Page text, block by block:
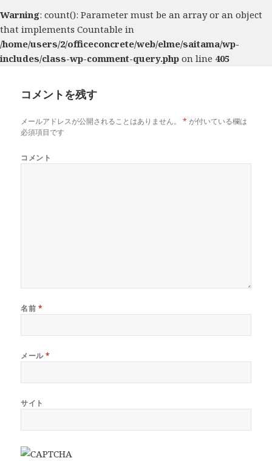
Warning: count(): Parameter must be an array or an object
that implements Countable in
/home/users/2/officeconcrete/web/elme/saitama/wp-
includes/class-wp-comment-query.php on line 405
コメントを残す
メールアドレスが公開されることはありません。 * が付いている欄は
必須項目です
コメント
名前 *
メール*
サイト